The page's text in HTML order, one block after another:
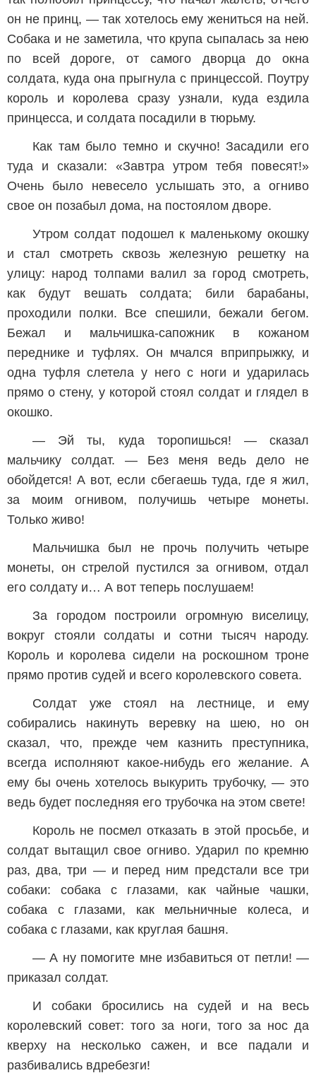
он не принц, — так хотелось ему жениться на ней.
Собака и не заметила, что крупа сыпалась за нею
по всей дороге, от самого дворца до окна
солдата, куда она прыгнула с принцессой. Поутру
король и королева сразу узнали, куда ездила
принцесса, и солдата посадили в тюрьму.
Как там было темно и скучно! Засадили его
туда и сказали: «Завтра утром тебя повесят!»
Очень было невесело услышать это, а огниво
свое он позабыл дома, на постоялом дворе.
Утром солдат подошел к маленькому окошку
и стал смотреть сквозь железную решетку на
улицу: народ толпами валил за город смотреть,
как будут вешать солдата; били барабаны,
проходили полки. Все спешили, бежали бегом.
Бежал и мальчишка-сапожник в кожаном
переднике и туфлях. Он мчался вприпрыжку, и
одна туфля слетела у него с ноги и ударилась
прямо о стену, у которой стоял солдат и глядел в
окошко.
— Эй ты, куда торопишься! — сказал
мальчику солдат. — Без меня ведь дело не
обойдется! А вот, если сбегаешь туда, где я жил,
за моим огнивом, получишь четыре монеты.
Только живо!
Мальчишка был не прочь получить четыре
монеты, он стрелой пустился за огнивом, отдал
его солдату и… А вот теперь послушаем!
За городом построили огромную виселицу,
вокруг стояли солдаты и сотни тысяч народу.
Король и королева сидели на роскошном троне
прямо против судей и всего королевского совета.
Солдат уже стоял на лестнице, и ему
собирались накинуть веревку на шею, но он
сказал, что, прежде чем казнить преступника,
всегда исполняют какое-нибудь его желание. А
ему бы очень хотелось выкурить трубочку, — это
ведь будет последняя его трубочка на этом свете!
Король не посмел отказать в этой просьбе, и
солдат вытащил свое огниво. Ударил по кремню
раз, два, три — и перед ним предстали все три
собаки: собака с глазами, как чайные чашки,
собака с глазами, как мельничные колеса, и
собака с глазами, как круглая башня.
— А ну помогите мне избавиться от петли! —
приказал солдат.
И собаки бросились на судей и на весь
королевский совет: того за ноги, того за нос да
кверху на несколько сажен, и все падали и
разбивались вдребезги!